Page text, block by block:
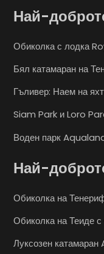
Най-
Обиколка с лодка
Бял катамаран на
Гъливер: Наем на
Siam Park и Loro
Воден парк
Най-
Обиколка на
Обиколка на Теиде
Луксозен